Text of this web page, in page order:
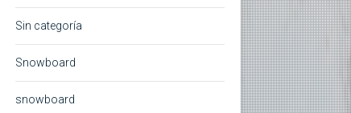
Sin categoría
Snowboard
snowboard